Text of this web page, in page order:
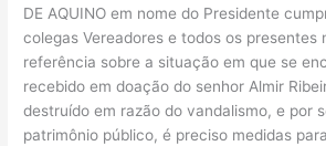
DE AQUINO em nome do Presidente
colegas Vereadores e todos os presentes
referência sobre a situação em que se
recebido em doação do senhor Almir
destruído em razão do vandalismo, e por
patrimônio público, é preciso medidas